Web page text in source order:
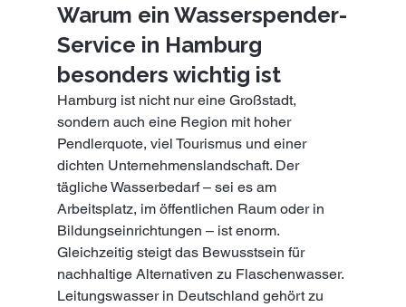
Warum ein Wasserspender-
Service in Hamburg
besonders wichtig ist
Hamburg ist nicht nur eine Großstadt,
sondern auch eine Region mit hoher
Pendlerquote, viel Tourismus und einer
dichten Unternehmenslandschaft. Der
tägliche Wasserbedarf – sei es am
Arbeitsplatz, im öffentlichen Raum oder in
Bildungseinrichtungen – ist enorm.
Gleichzeitig steigt das Bewusstsein für
nachhaltige Alternativen zu Flaschenwasser.
Leitungswasser in Deutschland gehört zu